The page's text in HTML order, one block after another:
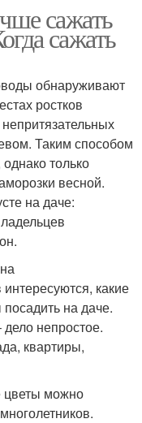
сажать
сажать
обнаруживают
ростков
Таким способом
только
весной.
на даче:
какие
на даче.
непростое.
квартиры,
цветы можно